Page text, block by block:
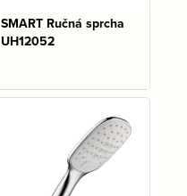
SMART Ručná sprcha
UH12052